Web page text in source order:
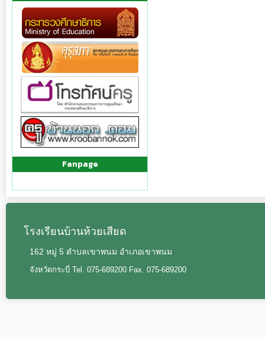
Fanpage
โรงเรียนบ้านห้วยเสียด
162 หมู่ 5 ตำบลเขาพนม อำเภอเขาพนม
จังหวัดกระบี่ Tel. 075-689200 Fax. 075-689200